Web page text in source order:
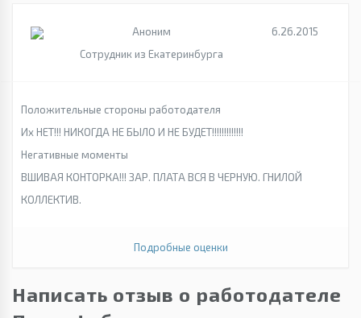
Аноним
Сотрудник из Екатеринбурга
6.26.2015
Положительные стороны работодателя
Их НЕТ!!! НИКОГДА НЕ БЫЛО И НЕ БУДЕТ!!!!!!!!!!!!!
Негативные моменты
ВШИВАЯ КОНТОРКА!!! ЗАР. ПЛАТА ВСЯ В ЧЕРНУЮ. ГНИЛОЙ
КОЛЛЕКТИВ.
Подробные оценки
Написать отзыв о работодателе